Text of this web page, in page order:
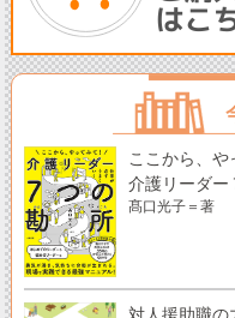
ここから、
介護リーダー
髙口光子＝著
対人援助職の